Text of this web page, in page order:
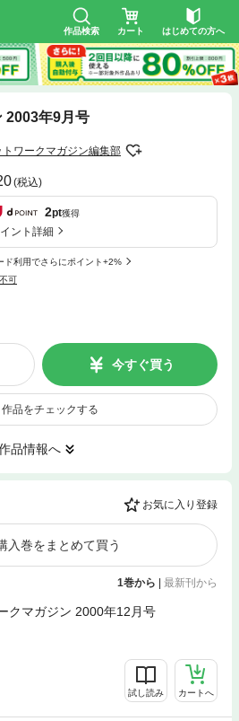
作品検索 カート はじめての方へ
2003年9月号
トワークマガジン編集部
(税込)
2pt獲得
ント詳細
ド利用でさらにポイント+2%
可
今すぐ買う
作品をチェックする
品情報へ
お気に入り登録
入巻をまとめて買う
1巻から 最新刊から
クマガジン 2000年12月号
試し読み カートへ